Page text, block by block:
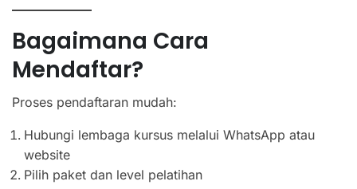
Bagaimana Cara
Mendaftar?
Proses pendaftaran mudah:
Hubungi lembaga kursus melalui WhatsApp atau
website
Pilih paket dan level pelatihan